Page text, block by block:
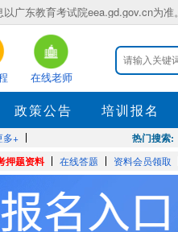
广东教育考试院eea.gd.gov.cn为准。
在线老师
政策公告 培训报名
多+ 热门搜索:
押题资料 在线答题 资料会员领取